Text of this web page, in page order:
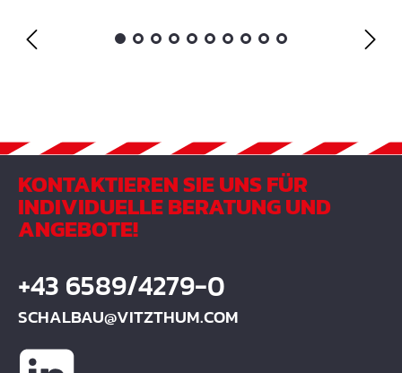
KONTAKTIEREN SIE UNS FÜR
INDIVIDUELLE BERATUNG UND
ANGEBOTE!
+43 6589/4279-0
SCHALBAU@VITZTHUM.COM